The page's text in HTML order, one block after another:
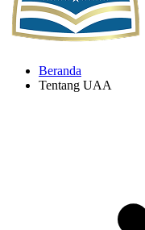
Beranda
Tentang UAA